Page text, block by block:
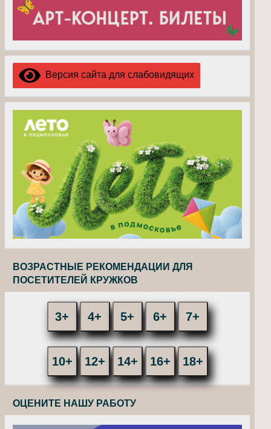
Версия сайта для слабовидящих
ВОЗРАСТНЫЕ РЕКОМЕНДАЦИИ ДЛЯ
ПОСЕТИТЕЛЕЙ КРУЖКОВ
3+ 4+ 5+ 6+ 7+
10+ 12+ 14+ 16+ 18+
ОЦЕНИТЕ НАШУ РАБОТУ